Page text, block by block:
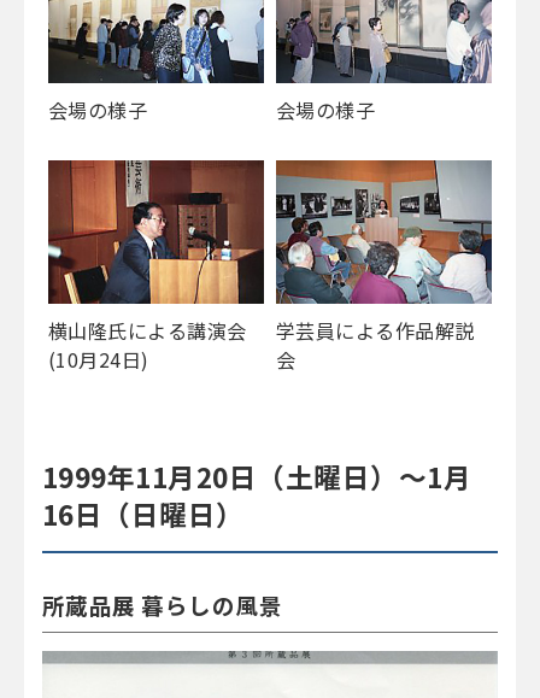
会場の様子 会場の様子
横山隆氏による講演会
(10月24日)
学芸員による作品解説
会
1999年11月20日（土曜日）～1月
16日（日曜日）
所蔵品展 暮らしの風景